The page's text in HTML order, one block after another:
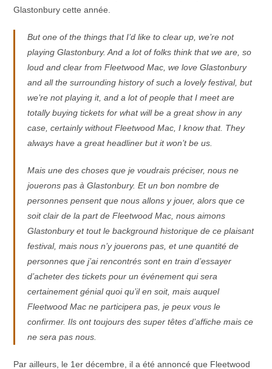
Glastonbury cette année.
But one of the things that I’d like to clear up, we’re not
playing Glastonbury. And a lot of folks think that we are, so
loud and clear from Fleetwood Mac, we love Glastonbury
and all the surrounding history of such a lovely festival, but
we’re not playing it, and a lot of people that I meet are
totally buying tickets for what will be a great show in any
case, certainly without Fleetwood Mac, I know that. They
always have a great headliner but it won’t be us.
Mais une des choses que je voudrais préciser, nous ne
jouerons pas à Glastonbury. Et un bon nombre de
personnes pensent que nous allons y jouer, alors que ce
soit clair de la part de Fleetwood Mac, nous aimons
Glastonbury et tout le background historique de ce plaisant
festival, mais nous n’y jouerons pas, et une quantité de
personnes que j’ai rencontrés sont en train d’essayer
d’acheter des tickets pour un événement qui sera
certainement génial quoi qu’il en soit, mais auquel
Fleetwood Mac ne participera pas, je peux vous le
confirmer. Ils ont toujours des super têtes d’affiche mais ce
ne sera pas nous.
Par ailleurs, le 1er décembre, il a été annoncé que Fleetwood